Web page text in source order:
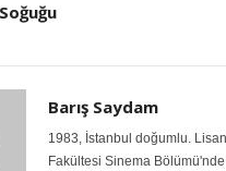
Barış Saydam
1983, İstanbul doğumlu.
Fakültesi Sinema